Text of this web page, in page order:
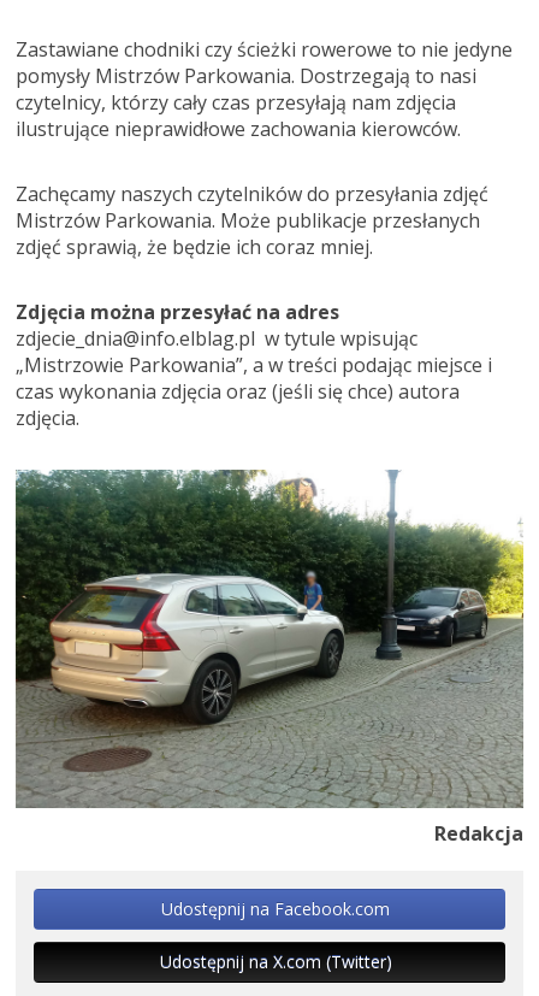
Zastawiane chodniki czy ścieżki rowerowe to nie jedyne
pomysły Mistrzów Parkowania. Dostrzegają to nasi
czytelnicy, którzy cały czas przesyłają nam zdjęcia
ilustrujące nieprawidłowe zachowania kierowców.
Zachęcamy naszych czytelników do przesyłania zdjęć
Mistrzów Parkowania. Może publikacje przesłanych
zdjęć sprawią, że będzie ich coraz mniej.
Zdjęcia można przesyłać na adres
zdjecie_dnia@info.elblag.pl w tytule wpisując
„Mistrzowie Parkowania”, a w treści podając miejsce i
czas wykonania zdjęcia oraz (jeśli się chce) autora
zdjęcia.
Redakcja
Udostępnij na Facebook.com
Udostępnij na X.com (Twitter)